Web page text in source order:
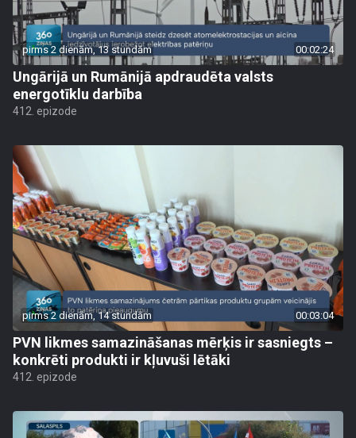
pirms 2 dienām, 13 stundām 00:02:24
Ungārijā un Rumānijā apdraudēta valsts
energotīklu darbība
412. epizode
pirms 2 dienām, 14 stundām 00:03:04
PVN likmes samazināšanas mērķis ir sasniegts –
konkrēti produkti ir kļuvuši lētāki
412. epizode